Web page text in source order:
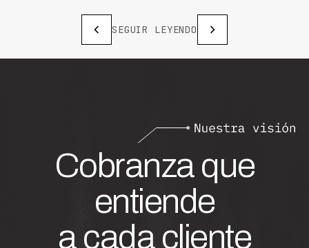
SEGUIR LEYENDO
Cobranza que
entiende
a cada cliente